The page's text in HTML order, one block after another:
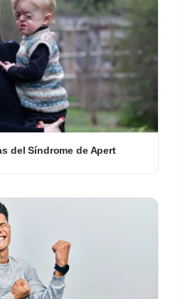
del Síndrome de Apert